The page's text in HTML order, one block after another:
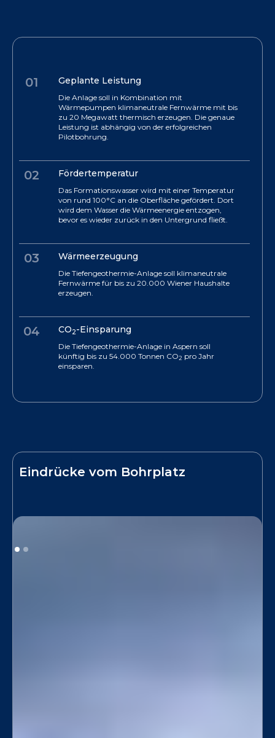
01 Geplante Leistung
Die Anlage soll in Kombination mit
Wärmepumpen klimaneutrale Fernwärme mit bis
zu 20 Megawatt thermisch erzeugen. Die genaue
Leistung ist abhängig von der erfolgreichen
Pilotbohrung.
02 Fördertemperatur
Das Formationswasser wird mit einer Temperatur
von rund 100°C an die Oberfläche gefördert. Dort
wird dem Wasser die Wärmeenergie entzogen,
bevor es wieder zurück in den Untergrund fließt.
03 Wärmeerzeugung
Die Tiefengeothermie-Anlage soll klimaneutrale
Fernwärme für bis zu 20.000 Wiener Haushalte
erzeugen.
04 CO2-Einsparung
Die Tiefengeothermie-Anlage in Aspern soll
künftig bis zu 54.000 Tonnen CO2 pro Jahr
einsparen.
Eindrücke vom Bohrplatz